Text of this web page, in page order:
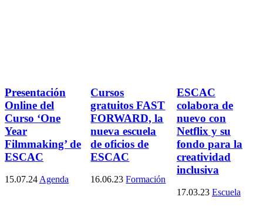
Presentación
Online del
Curso ‘One
Year
Filmmaking’ de
ESCAC
15.07.24 Agenda
Cursos
gratuitos FAST
FORWARD, la
nueva escuela
de oficios de
ESCAC
16.06.23 Formación
ESCAC
colabora de
nuevo con
Netflix y su
fondo para la
creatividad
inclusiva
17.03.23 Escuela